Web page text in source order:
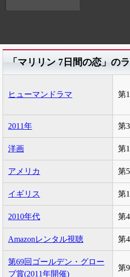
「マリリン 7日間の恋」の
ヒューマンドラマ 第
2011年 第
洋画 第
アメリカ 第
イギリス 第
2010年代 第
Amazonレンタル視聴 第
第69回ゴールデン・グロー
ブ賞(2011年開催)
第